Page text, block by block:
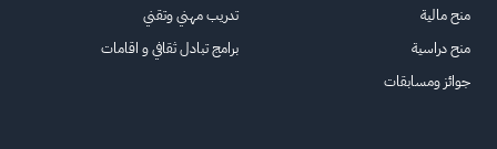
منح مالية
منح دراسية
جوائز ومسابقات
تدريب مهني وتقني
برامج تبادل ثقافي و اقامات